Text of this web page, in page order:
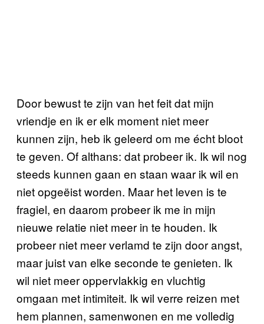
Door bewust te zijn van het feit dat mijn
vriendje en ik er elk moment niet meer
kunnen zijn, heb ik geleerd om me écht bloot
te geven. Of althans: dat probeer ik. Ik wil nog
steeds kunnen gaan en staan waar ik wil en
niet opgeëist worden. Maar het leven is te
fragiel, en daarom probeer ik me in mijn
nieuwe relatie niet meer in te houden. Ik
probeer niet meer verlamd te zijn door angst,
maar juist van elke seconde te genieten. Ik
wil niet meer oppervlakkig en vluchtig
omgaan met intimiteit. Ik wil verre reizen met
hem plannen, samenwonen en me volledig